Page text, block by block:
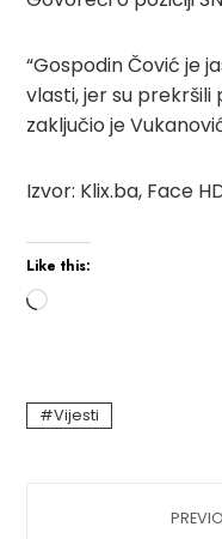
“Gospodin Čović je
vlasti, jer su
zaključio je
Izvor: Klix.ba, Face
Like this:
Loading…
Vijesti